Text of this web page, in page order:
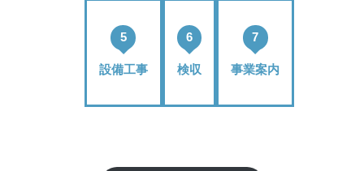
5
設備工事
6
検収
7
事業案内